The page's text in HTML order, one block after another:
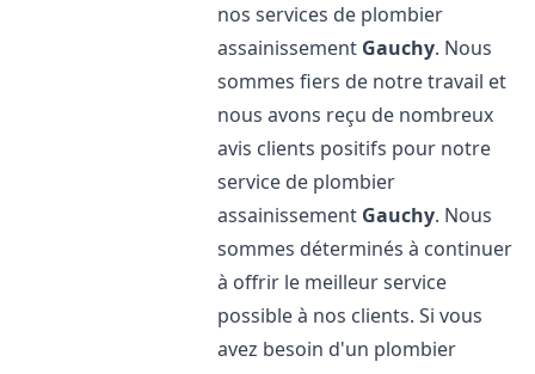
nos services de plombier
assainissement Gauchy. Nous
sommes fiers de notre travail et
nous avons reçu de nombreux
avis clients positifs pour notre
service de plombier
assainissement Gauchy. Nous
sommes déterminés à continuer
à offrir le meilleur service
possible à nos clients. Si vous
avez besoin d'un plombier